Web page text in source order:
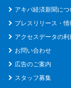
アキバ経済新聞につ
プレスリリース・
アクセスデータの
お問い合わせ
広告のご案内
スタッフ募集